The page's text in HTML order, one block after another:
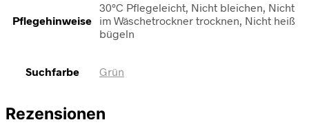
Pflegehinweise
30°C Pflegeleicht, Nicht bleichen, Nicht
im Wäschetrockner trocknen, Nicht heiß
bügeln
Suchfarbe Grün
Rezensionen